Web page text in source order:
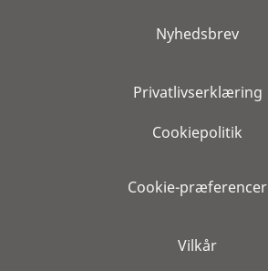
Nyhedsbrev
Privatlivserklæring
Cookiepolitik
Cookie-præferencer
Vilkår